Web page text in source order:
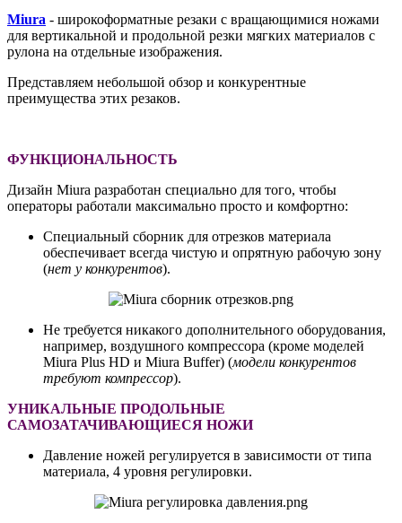
Miura - широкоформатные резаки с вращающимися ножами
для вертикальной и продольной резки мягких материалов с
рулона на отдельные изображения.
Представляем небольшой обзор и конкурентные
преимущества этих резаков.
ФУНКЦИОНАЛЬНОСТЬ
Дизайн Miura разработан специально для того, чтобы
операторы работали максимально просто и комфортно:
Специальный сборник для отрезков материала
обеспечивает всегда чистую и опрятную рабочую зону
(нет у конкурентов).
Не требуется никакого дополнительного оборудования,
например, воздушного компрессора (кроме моделей
Miura Plus HD и Miura Buffer) (модели конкурентов
требуют компрессор).
УНИКАЛЬНЫЕ ПРОДОЛЬНЫЕ
САМОЗАТАЧИВАЮЩИЕСЯ НОЖИ
Давление ножей регулируется в зависимости от типа
материала, 4 уровня регулировки.